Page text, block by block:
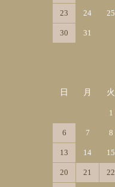
23 24 25
30 31
日 月 火
1
6 7 8
13 14 15
20 21 22